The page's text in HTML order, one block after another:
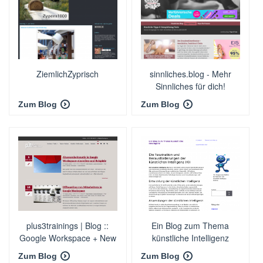
ZiemlichZyprisch
Zum Blog
sinnliches.blog - Mehr
Sinnliches für dich!
Zum Blog
plus3trainings | Blog ::
Google Workspace + New
Work + SaaS + Cloud
Zum Blog
Ein Blog zum Thema
künstliche Intelligenz
Zum Blog